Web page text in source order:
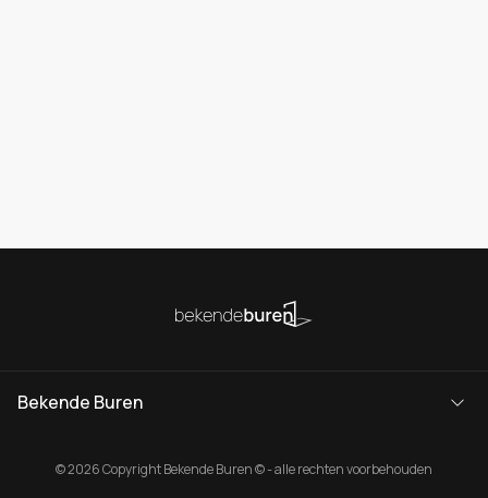
Bekende Buren
© 2026 Copyright Bekende Buren © - alle rechten voorbehouden